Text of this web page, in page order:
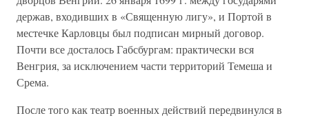
держав, входивших в «Священную лигу», и Портой в
местечке Карловцы был подписан мирный договор.
Почти все досталось Габсбургам: практически вся
Венгрия, за исключением части территорий Темеша и
Срема.
После того как театр военных действий передвинулся в